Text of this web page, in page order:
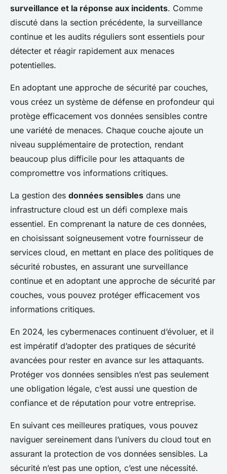
surveillance et la réponse aux incidents. Comme
discuté dans la section précédente, la surveillance
continue et les audits réguliers sont essentiels pour
détecter et réagir rapidement aux menaces
potentielles.
En adoptant une approche de sécurité par couches,
vous créez un système de défense en profondeur qui
protège efficacement vos données sensibles contre
une variété de menaces. Chaque couche ajoute un
niveau supplémentaire de protection, rendant
beaucoup plus difficile pour les attaquants de
compromettre vos informations critiques.
La gestion des données sensibles dans une
infrastructure cloud est un défi complexe mais
essentiel. En comprenant la nature de ces données,
en choisissant soigneusement votre fournisseur de
services cloud, en mettant en place des politiques de
sécurité robustes, en assurant une surveillance
continue et en adoptant une approche de sécurité par
couches, vous pouvez protéger efficacement vos
informations critiques.
En 2024, les cybermenaces continuent d’évoluer, et il
est impératif d’adopter des pratiques de sécurité
avancées pour rester en avance sur les attaquants.
Protéger vos données sensibles n’est pas seulement
une obligation légale, c’est aussi une question de
confiance et de réputation pour votre entreprise.
En suivant ces meilleures pratiques, vous pouvez
naviguer sereinement dans l’univers du cloud tout en
assurant la protection de vos données sensibles. La
sécurité n’est pas une option, c’est une nécessité.